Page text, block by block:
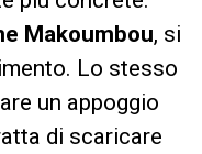
Makoumbou, si
Lo stesso
un appoggio
di scaricare